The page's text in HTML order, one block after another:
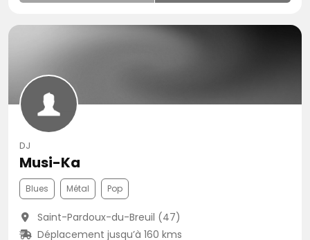
DJ
Musi-Ka
Blues Métal Pop
Saint-Pardoux-du-Breuil (47)
Déplacement jusqu’à 160 kms